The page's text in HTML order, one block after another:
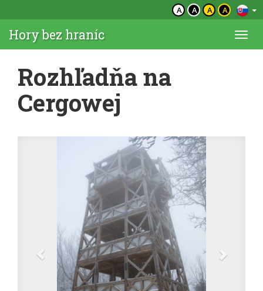
A A A A
Hory bez hraníc
Rozhľadňa na
Cergowej